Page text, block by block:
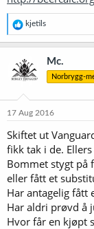
R
e
a
s
j
e
:
kjetils
Mc.
Norbrygg-
17 Aug 2016
Skiftet ut
fikk tak i de.
Bommet stygt på
eller fått et
Har antagelig fått
Har aldri prøvd å
Hvor får en kjøpt